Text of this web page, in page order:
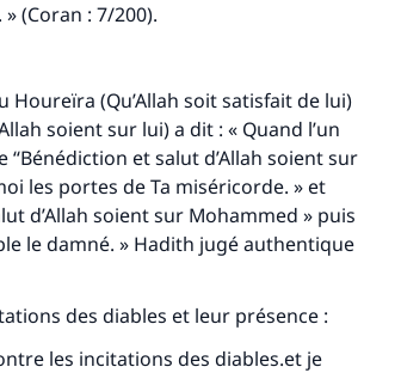
(Coran : 7/200).
Houreïra (Qu’Allah soit satisfait de lui)
soient sur lui) a dit : « Quand l’un
et salut d’Allah soient sur
les portes de Ta miséricorde. » et
d’Allah soient sur Mohammed » puis
le damné. » Hadith jugé authentique
des diables et leur présence :
les incitations des diables.et je